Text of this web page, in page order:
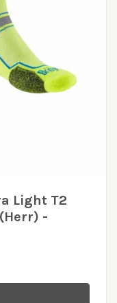
Light T2
-